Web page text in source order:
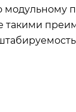
модульному
такими